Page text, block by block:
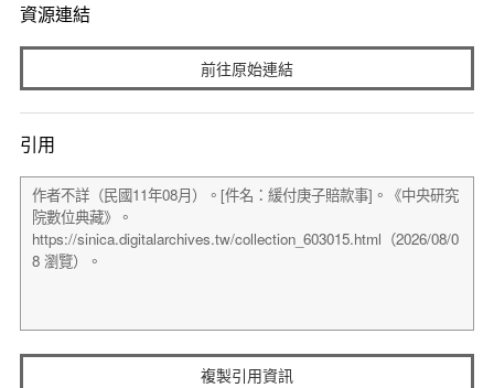
資源連結
前往原始連結
引用
複製引用資訊